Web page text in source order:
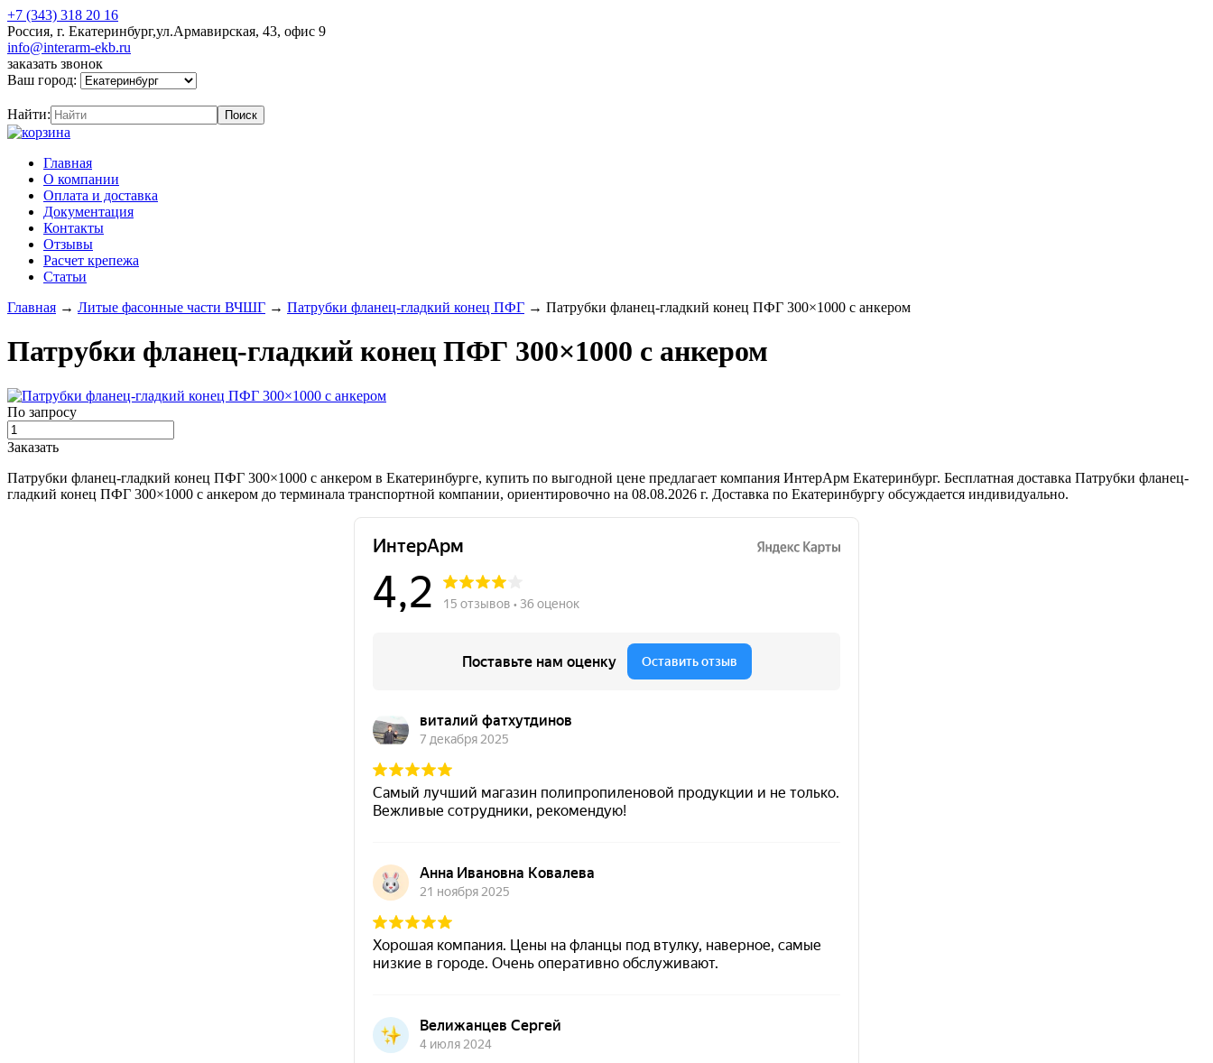
+7 (343) 318 20 16
Россия, г. Екатеринбург,ул.Армавирская, 43, офис 9
info@interarm-ekb.ru
заказать звонок
Ваш город:
Найти:
Главная
О компании
Оплата и доставка
Документация
Контакты
Отзывы
Расчет крепежа
Статьи
Главная → Литые фасонные части ВЧШГ → Патрубки фланец-гладкий конец ПФГ → Патрубки фланец-гладкий конец ПФГ 300×1000 с анкером
Патрубки фланец-гладкий конец ПФГ 300×1000 с анкером
По запросу
Заказать
Патрубки фланец-гладкий конец ПФГ 300×1000 с анкером в Екатеринбурге, купить по выгодной цене предлагает компания ИнтерАрм Екатеринбург. Бесплатная доставка Патрубки фланец-
гладкий конец ПФГ 300×1000 с анкером до терминала транспортной компании, ориентировочно на 08.08.2026 г. Доставка по Екатеринбургу обсуждается индивидуально.